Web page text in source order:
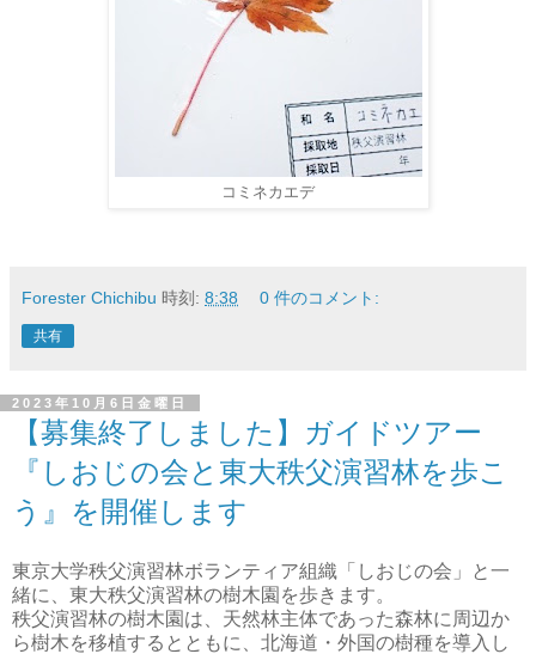
コミネカエデ
Forester Chichibu 時刻: 8:38 0 件のコメント:
共有
2023年10月6日金曜日
【募集終了しました】ガイドツアー
『しおじの会と東大秩父演習林を歩こ
う』を開催します
東京大学秩父演習林ボランティア組織「しおじの会」と一
緒に、東大秩父演習林の樹木園を歩きます。
秩父演習林の樹木園は、天然林主体であった森林に周辺か
ら樹木を移植するとともに、北海道・外国の樹種を導入し